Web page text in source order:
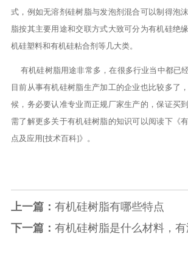
式，例如无溶剂硅树脂与发泡剂混合可以制得泡
脂按其主要用途和交联方式大致可分为有机硅绝
机硅塑料和有机硅粘合剂等几大类。
有机硅树脂用途非常多，在很多行业当中都已
目前从事有机硅树脂生产加工的企业也比较多了
候，务必要认准专业而正规厂家生产的，保证买
需了解更多关于有机硅树脂的知识可以阅读下《
点及应用[技术百科]》。
上一篇： 有机硅树脂有哪些特点
下一篇： 有机硅树脂是什么材料，